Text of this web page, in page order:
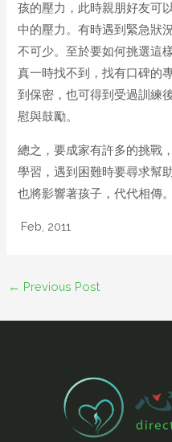
孩的壓力，此時親朋好友可
中的壓力。有時遇到緊急狀
不可少。至於要如何挑選這
真一時找不到，找有口碑的
到保密，也可得到受過訓練
慰與鼓勵。
總之，要成家有許多的挑戰
學習，遇到困難時要尋求幫
也將影響著孩子，代代相傳。
Feb, 2011
← Previous Post